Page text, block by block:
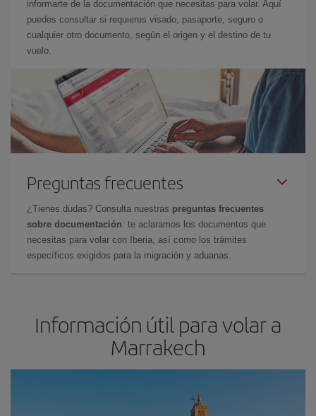
informarte de la documentación que necesitas para volar. Aquí
puedes consultar si requieres visado, pasaporte, seguro o
cualquier otro documento, según el origen y el destino de tu
vuelo.
Preguntas frecuentes
¿Tienes dudas? Consulta nuestras preguntas frecuentes
sobre documentación: te aclaramos los documentos que
necesitas para volar con Iberia, así como los trámites
específicos exigidos para la migración y aduanas.
Información útil para volar a
Marrakech